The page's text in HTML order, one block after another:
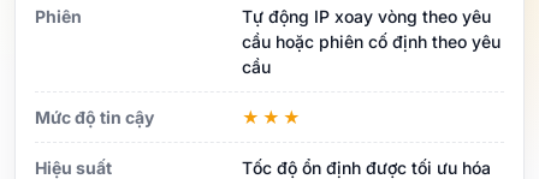
Phiên
Tự động IP xoay vòng theo yêu
cầu hoặc phiên cố định theo yêu
cầu
Mức độ tin cậy ★★★
Hiệu suất
Tốc độ ổn định được tối ưu hóa